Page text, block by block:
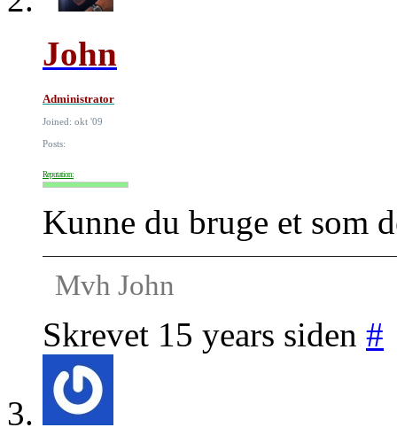
John
Administrator
Joined: okt '09
Posts:
Reputation:
Kunne du bruge et som
Mvh John
Skrevet 15 years siden #